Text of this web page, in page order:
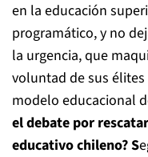
en la educación
programático, y no
la urgencia, que
voluntad de sus
modelo educacional
el debate por
educativo chileno? S